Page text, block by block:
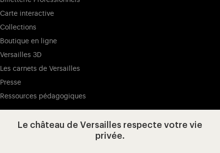
Carte interactive
Collections
Boutique en ligne
Versailles 3D
Les carnets de Versailles
Presse
Ressources pédagogiques
Visitez notre Facebook (ouverture
Visitez notre X (ouverture dans un
Visitez notre Instagram
Visitez notre YouTube
Le château de Versailles respecte votre vie
privée.